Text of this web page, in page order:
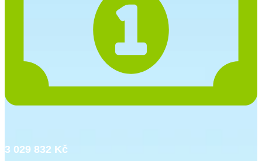
3 029 832 Kč